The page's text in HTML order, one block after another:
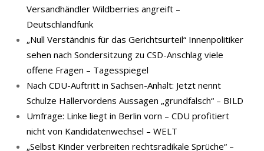
Versandhändler Wildberries angreift –
Deutschlandfunk
„Null Verständnis für das Gerichtsurteil“ Innenpolitiker
sehen nach Sondersitzung zu CSD-Anschlag viele
offene Fragen – Tagesspiegel
Nach CDU-Auftritt in Sachsen-Anhalt: Jetzt nennt
Schulze Hallervordens Aussagen „grundfalsch“ – BILD
Umfrage: Linke liegt in Berlin vorn – CDU profitiert
nicht von Kandidatenwechsel – WELT
„Selbst Kinder verbreiten rechtsradikale Sprüche“ –